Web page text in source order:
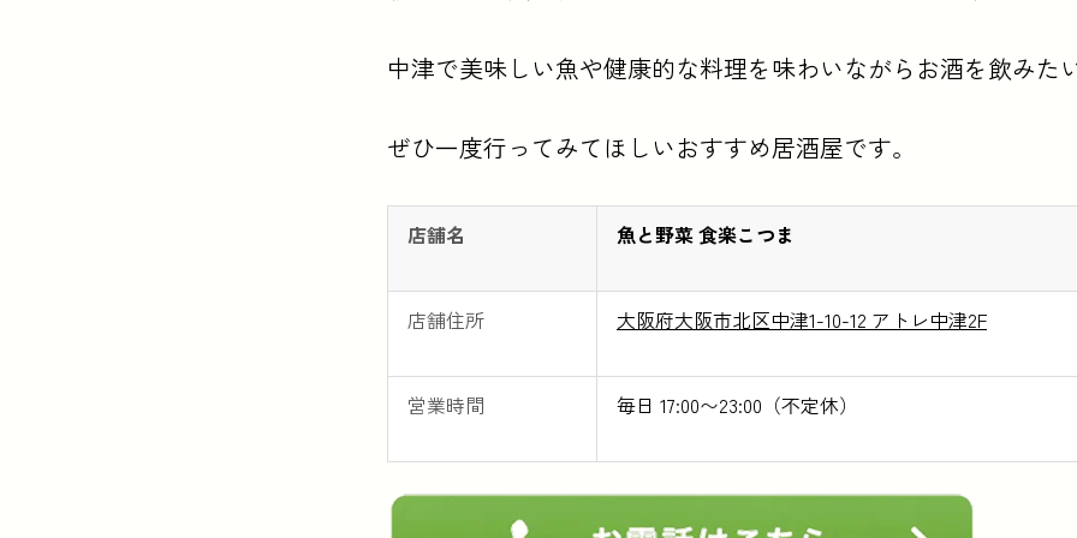
中津で美味しい魚や健康的な料理を味わいながらお酒を飲みた
ぜひ一度行ってみてほしいおすすめ居酒屋です。
店舗名 魚と野菜 食楽こつま
店舗住所 大阪府大阪市北区中津1-10-12 アトレ中津2F
営業時間 毎日 17:00〜23:00（不定休）